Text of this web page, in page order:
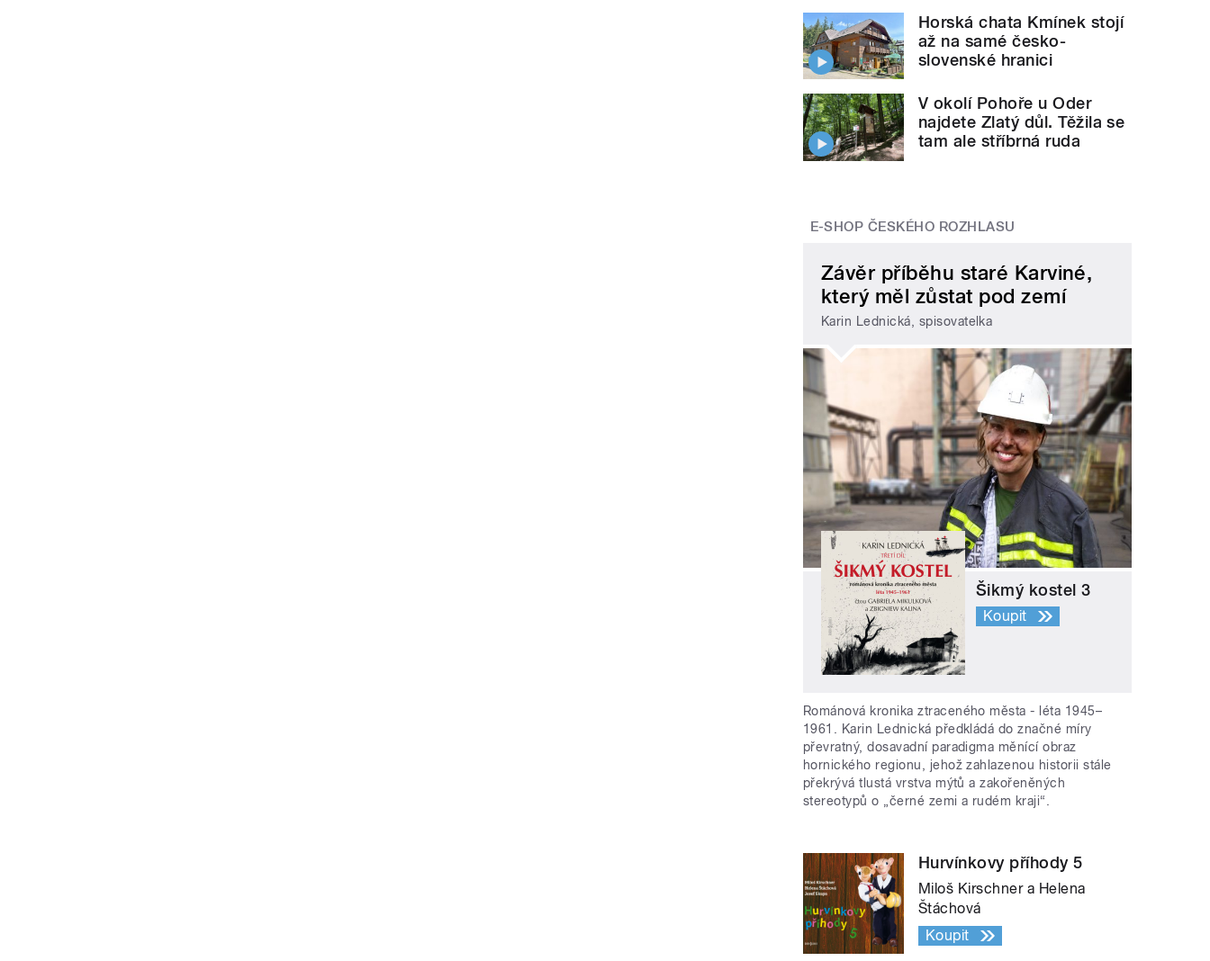
Horská chata Kmínek stojí
až na samé česko-
slovenské hranici
V okolí Pohoře u Oder
najdete Zlatý důl. Těžila se
tam ale stříbrná ruda
E-SHOP ČESKÉHO ROZHLASU
Závěr příběhu staré Karviné,
který měl zůstat pod zemí
Karin Lednická, spisovatelka
Šikmý kostel 3
Koupit
Románová kronika ztraceného města - léta 1945–
1961. Karin Lednická předkládá do značné míry
převratný, dosavadní paradigma měnící obraz
hornického regionu, jehož zahlazenou historii stále
překrývá tlustá vrstva mýtů a zakořeněných
stereotypů o „černé zemi a rudém kraji“.
Hurvínkovy příhody 5
Miloš Kirschner a Helena
Štáchová
Koupit